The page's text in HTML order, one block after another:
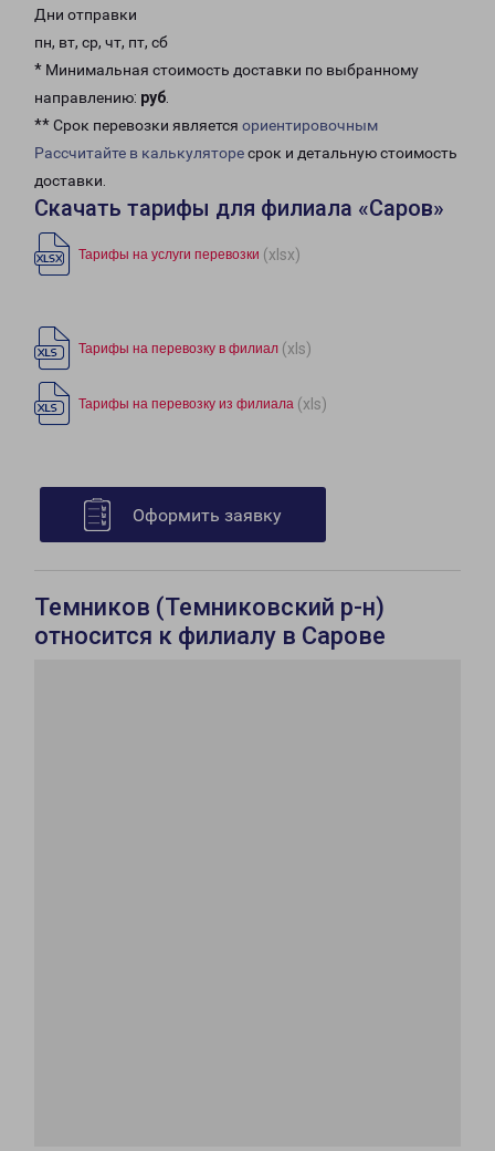
Дни отправки
пн, вт, ср, чт, пт, сб
* Минимальная стоимость доставки по выбранному
направлению: руб.
** Срок перевозки является ориентировочным
Рассчитайте в калькуляторесрок и детальную стоимость
доставки.
Скачать тарифы для филиала «Саров»
Тарифы на услуги перевозки (xlsx)
Тарифы на перевозку в филиал (xls)
Тарифы на перевозку из филиала (xls)
Оформить заявку
Темников (Темниковский р-н)
относится к филиалу в Сарове